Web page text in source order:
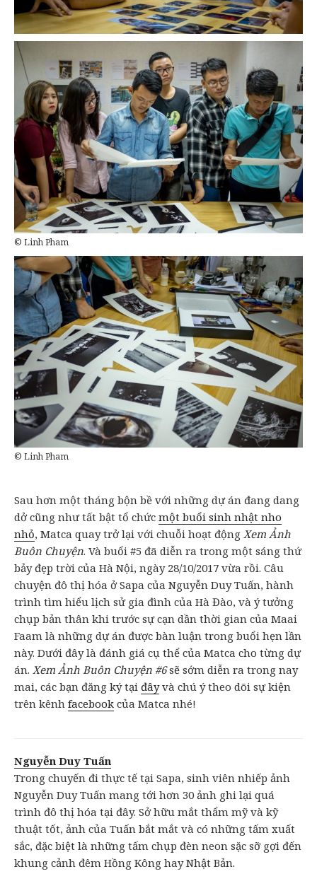
© Linh Pham
© Linh Pham
Sau hơn một tháng bộn bề với những dự án đang dang
dở cũng như tất bật tổ chức một buổi sinh nhật nho
nhỏ, Matca quay trở lại với chuỗi hoạt động Xem Ảnh
Buôn Chuyện. Và buổi #5 đã diễn ra trong một sáng thứ
bảy đẹp trời của Hà Nội, ngày 28/10/2017 vừa rồi. Câu
chuyện đô thị hóa ở Sapa của Nguyễn Duy Tuấn, hành
trình tìm hiểu lịch sử gia đình của Hà Đào, và ý tưởng
chụp bản thân khi trước sự cạn dần thời gian của Maai
Faam là những dự án được bàn luận trong buổi hẹn lần
này. Dưới đây là đánh giá cụ thể của Matca cho từng dự
án. Xem Ảnh Buôn Chuyện #6sẽ sớm diễn ra trong nay
mai, các bạn đăng ký tại đâyvà chú ý theo dõi sự kiện
trên kênh facebook của Matca nhé!
Nguyễn Duy Tuấn
Trong chuyến đi thực tế tại Sapa, sinh viên nhiếp ảnh
Nguyễn Duy Tuấn mang tới hơn 30 ảnh ghi lại quá
trình đô thị hóa tại đây. Sở hữu mắt thẩm mỹ và kỹ
thuật tốt, ảnh của Tuấn bắt mắt và có những tấm xuất
sắc, đặc biệt là những tấm chụp đèn neon sặc sỡ gợi đến
khung cảnh đêm Hồng Kông hay Nhật Bản.